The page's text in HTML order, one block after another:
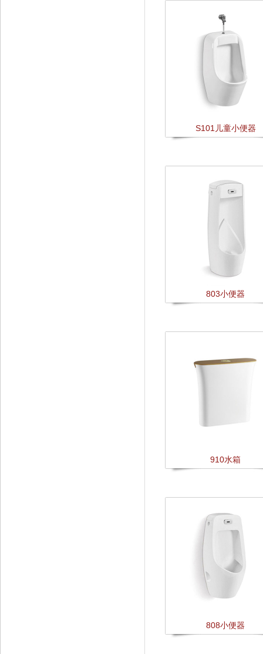
S101儿童小便器
803小便器
910水箱
808小便器